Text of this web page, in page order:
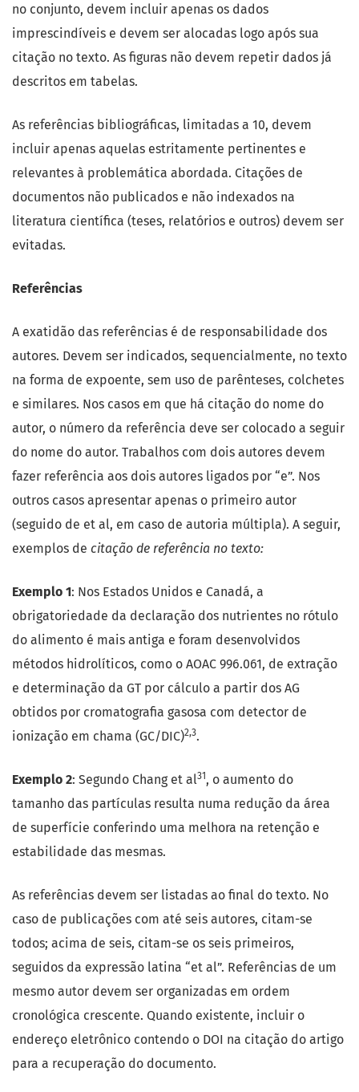
no conjunto, devem incluir apenas os dados
imprescindíveis e devem ser alocadas logo após sua
citação no texto. As figuras não devem repetir dados já
descritos em tabelas.
As referências bibliográficas, limitadas a 10, devem
incluir apenas aquelas estritamente pertinentes e
relevantes à problemática abordada. Citações de
documentos não publicados e não indexados na
literatura científica (teses, relatórios e outros) devem ser
evitadas.
Referências
A exatidão das referências é de responsabilidade dos
autores. Devem ser indicados, sequencialmente, no texto
na forma de expoente, sem uso de parênteses, colchetes
e similares. Nos casos em que há citação do nome do
autor, o número da referência deve ser colocado a seguir
do nome do autor. Trabalhos com dois autores devem
fazer referência aos dois autores ligados por “e”. Nos
outros casos apresentar apenas o primeiro autor
(seguido de et al, em caso de autoria múltipla). A seguir,
exemplos de citação de referência no texto:
Exemplo 1: Nos Estados Unidos e Canadá, a
obrigatoriedade da declaração dos nutrientes no rótulo
do alimento é mais antiga e foram desenvolvidos
métodos hidrolíticos, como o AOAC 996.061, de extração
e determinação da GT por cálculo a partir dos AG
obtidos por cromatografia gasosa com detector de
ionização em chama (GC/DIC)2,3.
Exemplo 2: Segundo Chang et al31, o aumento do
tamanho das partículas resulta numa redução da área
de superfície conferindo uma melhora na retenção e
estabilidade das mesmas.
As referências devem ser listadas ao final do texto. No
caso de publicações com até seis autores, citam-se
todos; acima de seis, citam-se os seis primeiros,
seguidos da expressão latina “et al”. Referências de um
mesmo autor devem ser organizadas em ordem
cronológica crescente. Quando existente, incluir o
endereço eletrônico contendo o DOI na citação do artigo
para a recuperação do documento.